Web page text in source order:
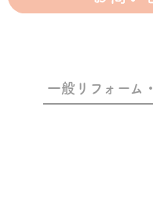
一般リフォーム